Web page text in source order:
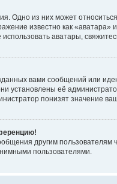
Одно из них может
известно как
аватары,
вами сообщений или
установлены её
понизят значение
другим
пользователями.